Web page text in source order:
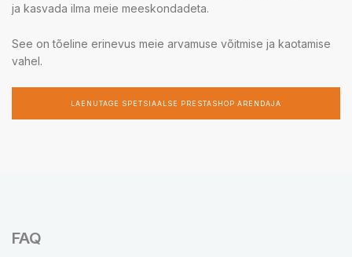
ja kasvada ilma meie meeskondadeta.
See on tõeline erinevus meie arvamuse võitmise ja kaotamise
vahel.
LAENUTAGE SPETSIAALSE PRESTASHOP ARENDAJA
FAQ